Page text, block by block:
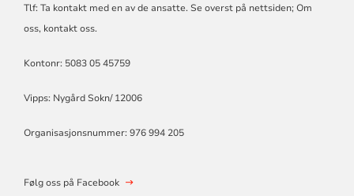
Tlf: Ta kontakt med en av de ansatte. Se overst på nettsiden; Om
oss, kontakt oss.
Kontonr: 5083 05 45759
Vipps: Nygård Sokn/ 12006
Organisasjonsnummer: 976 994 205
Følg oss på Facebook